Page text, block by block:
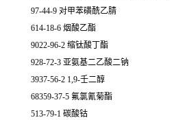
97-44-9 对甲苯磺酰乙腈
614-18-6 烟酸乙酯
9022-96-2 缩钛酸丁酯
928-72-3 亚氨基二乙酸二钠
3937-56-2 1,9-壬二醇
68359-37-5 氟氯氰菊酯
513-79-1 碳酸钴